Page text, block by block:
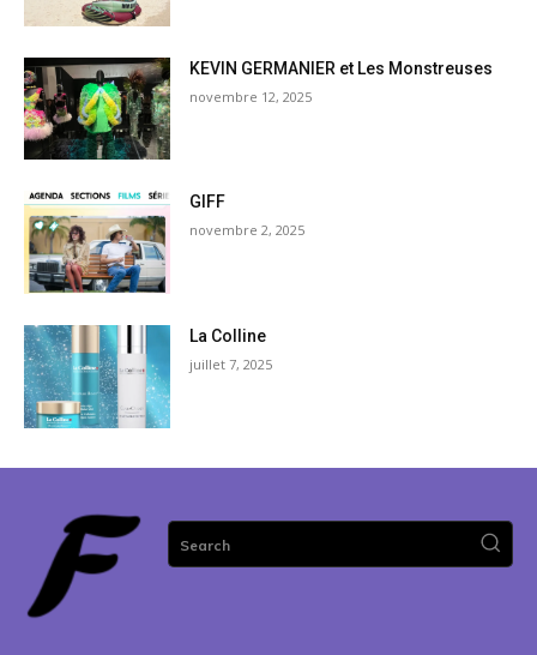
KEVIN GERMANIER et Les Monstreuses
novembre 12, 2025
GIFF
novembre 2, 2025
La Colline
juillet 7, 2025
Search